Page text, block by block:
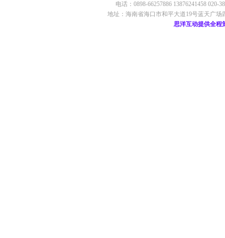
电话：0898-66257886 13876241458 020-
地址：海南省海口市和平大道19号蓝天广场
思洋互动提供全程